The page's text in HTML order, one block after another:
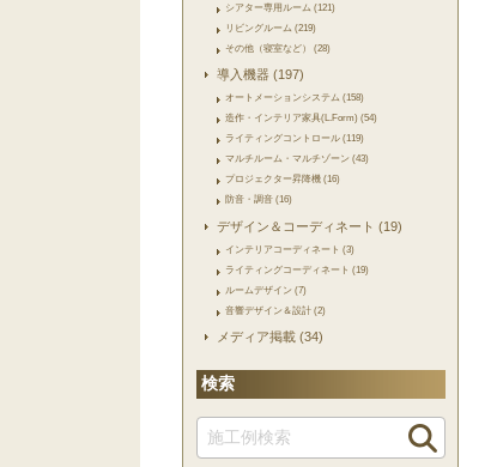
シアター専用ルーム (121)
リビングルーム (219)
その他（寝室など） (28)
導入機器 (197)
オートメーションシステム (158)
造作・インテリア家具(L.Form) (54)
ライティングコントロール (119)
マルチルーム・マルチゾーン (43)
プロジェクター昇降機 (16)
防音・調音 (16)
デザイン＆コーディネート (19)
インテリアコーディネート (3)
ライティングコーディネート (19)
ルームデザイン (7)
音響デザイン＆設計 (2)
メディア掲載 (34)
検索